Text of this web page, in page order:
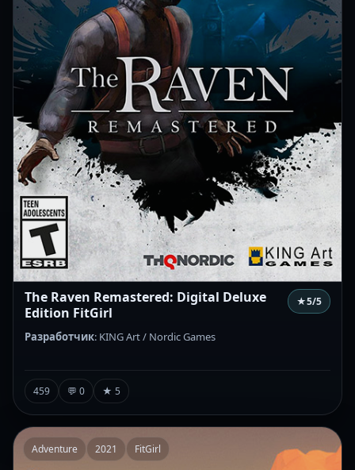
The Raven Remastered: Digital Deluxe
Edition FitGirl
★5/5
Разработчик: KING Art / Nordic Games
459 💬 0 ★ 5
Adventure 2021 FitGirl